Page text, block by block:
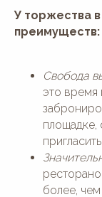
У торжества
преимуществ:
Свобода
это время
площадке,
более,